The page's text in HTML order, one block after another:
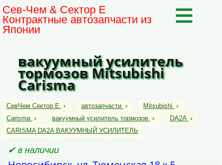
Сев-Чем & Сектор Е
Контрактные автозапчасти из
Японии
вакуумный усилитель
тормозов Mitsubishi
Carisma
СевЧем Сектор Е › автозапчасти › Mitsubishi ›
Carisma › вакуумный усилитель тормозов › DA2A ›
CARISMA DA2A ВАКУУМНЫЙ УСИЛИТЕЛЬ
✔ в наличии